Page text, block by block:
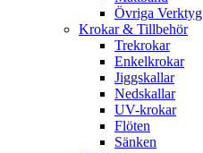
Övriga Verktyg
Krokar & Tillbehör
Trekrokar
Enkelkrokar
Jiggskallar
Nedskallar
UV-krokar
Flöten
Sänken